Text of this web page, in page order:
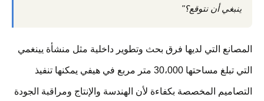
ينبغي أن نتوقع؟"
المصانع التي لديها فرق بحث وتطوير داخلية مثل منشأة يينغمي
التي تبلغ مساحتها 30،000 متر مربع في هيفي يمكنها تنفيذ
التصاميم المخصصة بكفاءة لأن الهندسة والإنتاج ومراقبة الجودة